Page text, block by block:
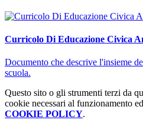
Curricolo Di Educazione Civica
Documento che descrive l'insieme
scuola.
Questo sito o gli strumenti terzi da
cookie necessari al funzionamento
COOKIE POLICY.